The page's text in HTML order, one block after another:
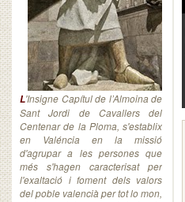
L'Insigne Capítul de l’Almoina de
Sant Jordi de Cavallers del
Centenar de la Ploma, s'establix
en Valéncia en la missió
d'agrupar a les persones que
més s'hagen caracterisat per
l'exaltació i foment dels valors
del poble valencià per tot lo mon,